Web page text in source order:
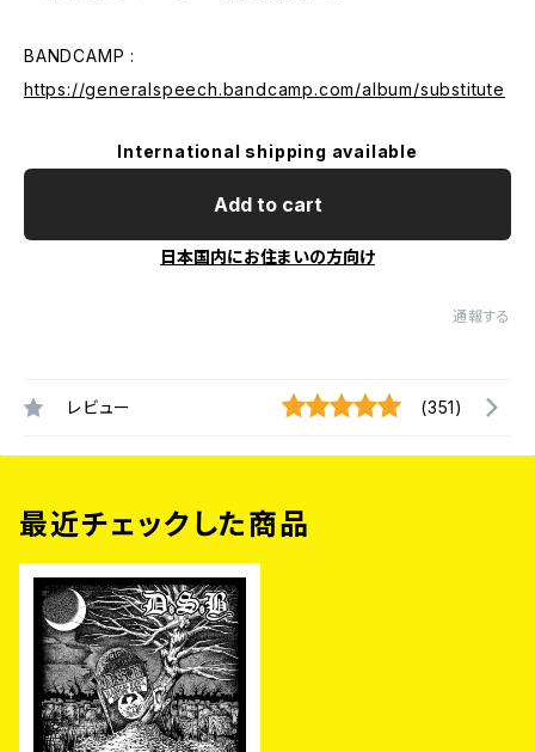
BANDCAMP :
https://generalspeech.bandcamp.com/album/substitute
International shipping available
Add to cart
日本国内にお住まいの方向け
通報する
レビュー (351)
最近チェックした商品